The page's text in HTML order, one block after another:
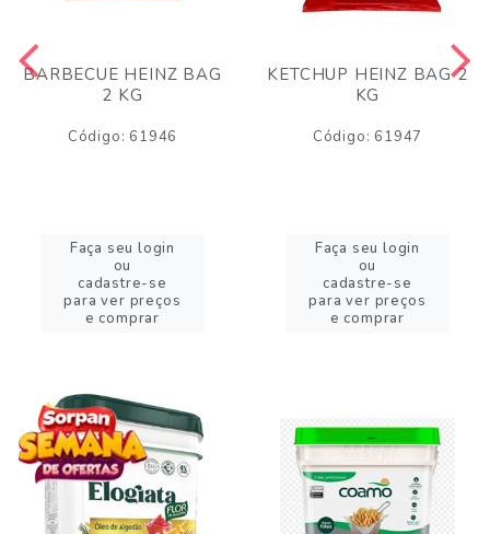
BARBECUE HEINZ BAG
2 KG
Código: 61946
Faça seu login
ou
cadastre-se
para ver preços
e comprar
KETCHUP HEINZ BAG 2
KG
Código: 61947
Faça seu login
ou
cadastre-se
para ver preços
e comprar